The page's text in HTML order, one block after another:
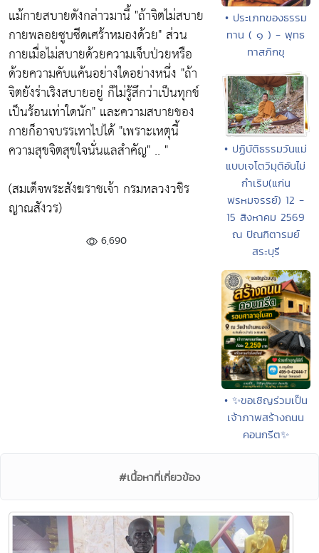
แม้กายสบายดังกล่าวมานี้ "ถ้าจิตไม่สบาย
กายพลอยซูบซีดเศร้าหมองด้วย" ส่วน
กายเมื่อไม่สบายด้วยความเจ็บป่วยหรือ
ด้วยความคับแค้นอย่างใดอย่างหนึ่ง "ถ้า
จิตยังร่าเริงสบายอยู่ ก็ไม่รู้สึกว่าเป็นทุกข์
เป็นร้อนเท่าใดนัก" และความสบายของ
กายก็อาจบรรเทาไปได้ "เพราะเหตุนี้
ความสุขจิตสุขใจนั่นแลสำคัญ" .. "
(สมเด็จพระสังฆราชเจ้า กรมหลวงวชิร
ญาณสังวร)
6,690
• ประเภทของธรรม
ทาน ( ๑ ) - พุทธ
ทาสภิกขุ
• ปฏิบัติธรรมวันแม่
แบบเจโตวิมุติอันไม่
กำเริบ(แก่น
พรหมจรรย์) 12 -
15 สิงหาคม 2569
ณ ปัณฑิตารมย์
สระบุรี
• ✨ขอเชิญร่วมเป็น
เจ้าภาพสร้างถนน
คอนกรีต✨
#เนื้อหาที่เกี่ยวข้อง